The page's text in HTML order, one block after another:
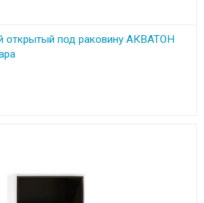
открытый под раковину АКВАТОН